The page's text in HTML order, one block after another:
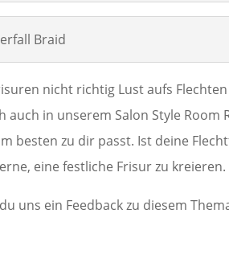
Braid
nicht richtig Lust aufs Flechten
in unserem Salon Style Room
besten zu dir passt. Ist deine
eine festliche Frisur zu kreieren.
uns ein Feedback zu diesem